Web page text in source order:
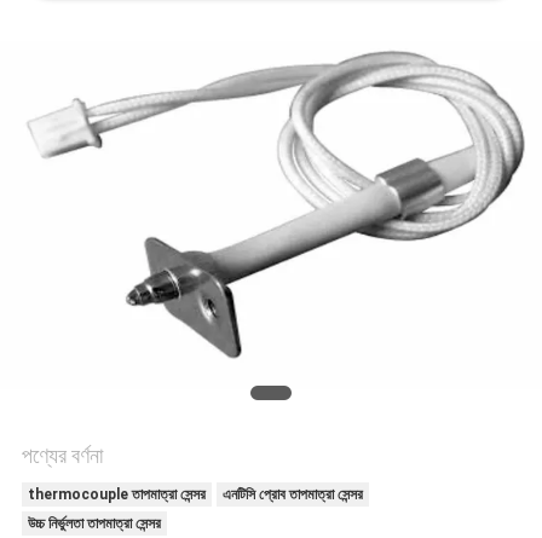
উদ্ধৃতির
জন্য
POLICY
পণ্যের বর্ণনা
thermocouple তাপমাত্রা সেন্সর
এনটিসি প্রোব তাপমাত্রা সেন্সর
উচ্চ নির্ভুলতা তাপমাত্রা সেন্সর